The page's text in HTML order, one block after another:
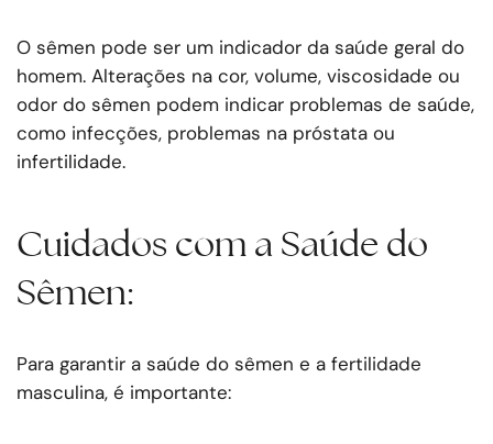
O sêmen pode ser um indicador da saúde geral do
homem. Alterações na cor, volume, viscosidade ou
odor do sêmen podem indicar problemas de saúde,
como infecções, problemas na próstata ou
infertilidade.
Cuidados com a Saúde do
Sêmen:
Para garantir a saúde do sêmen e a fertilidade
masculina, é importante: